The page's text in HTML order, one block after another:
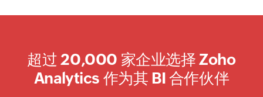
超过20,000 家企业选择 Zoho
Analytics 作为其 BI 合作伙伴